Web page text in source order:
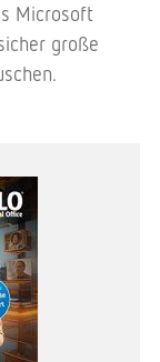
Microsoft
große